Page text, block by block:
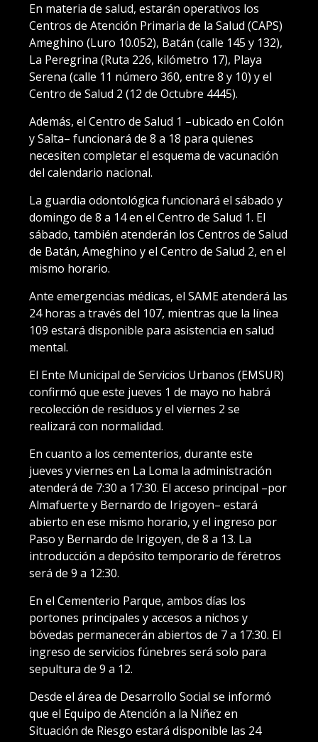
En materia de salud, estarán operativos los
Centros de Atención Primaria de la Salud (CAPS)
Ameghino (Luro 10.052), Batán (calle 145 y 132),
La Peregrina (Ruta 226, kilómetro 17), Playa
Serena (calle 11 número 360, entre 8 y 10) y el
Centro de Salud 2 (12 de Octubre 4445).
Además, el Centro de Salud 1 –ubicado en Colón
y Salta– funcionará de 8 a 18 para quienes
necesiten completar el esquema de vacunación
del calendario nacional.
La guardia odontológica funcionará el sábado y
domingo de 8 a 14 en el Centro de Salud 1. El
sábado, también atenderán los Centros de Salud
de Batán, Ameghino y el Centro de Salud 2, en el
mismo horario.
Ante emergencias médicas, el SAME atenderá las
24 horas a través del 107, mientras que la línea
109 estará disponible para asistencia en salud
mental.
El Ente Municipal de Servicios Urbanos (EMSUR)
confirmó que este jueves 1 de mayo no habrá
recolección de residuos y el viernes 2 se
realizará con normalidad.
En cuanto a los cementerios, durante este
jueves y viernes en La Loma la administración
atenderá de 7:30 a 17:30. El acceso principal –por
Almafuerte y Bernardo de Irigoyen– estará
abierto en ese mismo horario, y el ingreso por
Paso y Bernardo de Irigoyen, de 8 a 13. La
introducción a depósito temporario de féretros
será de 9 a 12:30.
En el Cementerio Parque, ambos días los
portones principales y accesos a nichos y
bóvedas permanecerán abiertos de 7 a 17:30. El
ingreso de servicios fúnebres será solo para
sepultura de 9 a 12.
Desde el área de Desarrollo Social se informó
que el Equipo de Atención a la Niñez en
Situación de Riesgo estará disponible las 24